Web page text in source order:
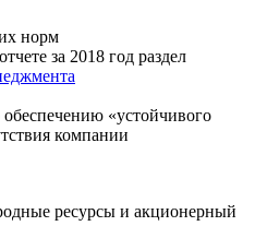
норм
за 2018 год раздел
«устойчивого
компании
ресурсы и акционерный